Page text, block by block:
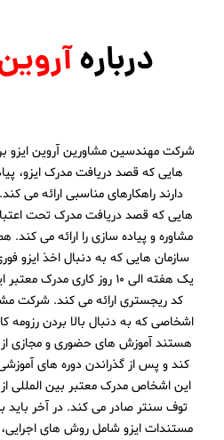
درباره
شرکت مهندسین مشاورین آروین ایزو
هایی که قصد دریافت مدرک ایزو،
دارند راهکارهای مناسبی ارائه می
مشاوره و پیاده سازی را ارائه می
سازمان هایی که به دنبال اخذ ایزو
یک هفته الی 10 روز کاری
کد ریجستری ارائه می کند. شرکت
اشخاصی که به دنبال بالا بردن رزومه
هستند آموزش های حضوری و مجازی از
کند و پس از گذراندن دوره های
این اشخاص مدرک معتبر بین المللی
توف سنتر صادر می کند. در آخر باید
مستندات ایزو شامل روش های